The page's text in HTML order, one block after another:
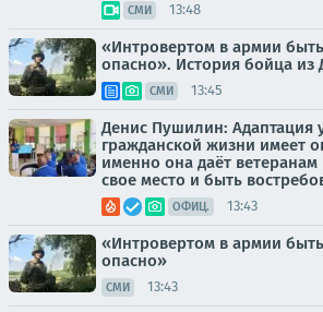
СМИ 13:48
«Интровертом в армии
опасно». История бойца из
СМИ 13:45
Денис Пушилин: Адаптация
гражданской жизни имеет
именно она даёт
свое место и быть
ОФИЦ. 13:43
«Интровертом в армии
опасно»
СМИ 13:43